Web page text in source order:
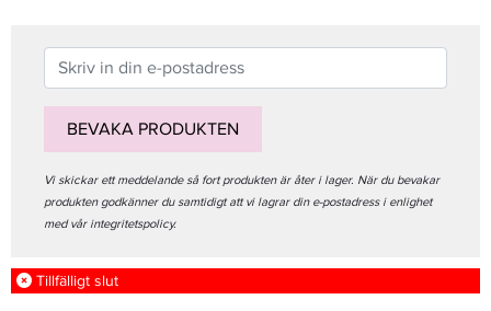
BEVAKA PRODUKTEN
Vi skickar ett meddelande så fort produkten är åter i lager. När du bevakar
produkten godkänner du samtidigt att vi lagrar din e-postadress i enlighet
med vår integritetspolicy.
Tillfälligt slut